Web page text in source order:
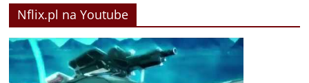
Nflix.pl na Youtube